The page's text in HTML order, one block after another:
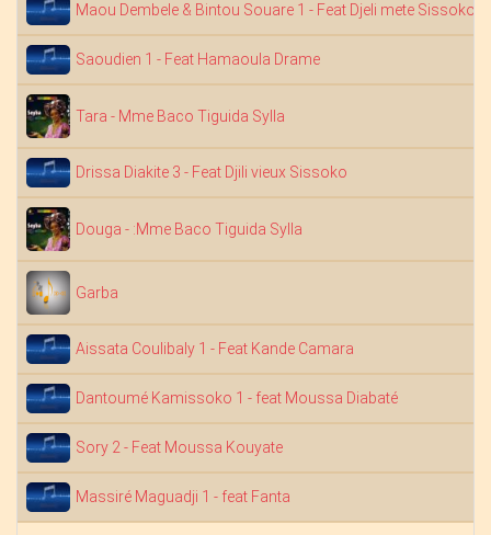
Maou Dembele & Bintou Souare 1 - Feat Djeli mete Sissoko
Saoudien 1 - Feat Hamaoula Drame
Tara - Mme Baco Tiguida Sylla
Drissa Diakite 3 - Feat Djili vieux Sissoko
Douga - :Mme Baco Tiguida Sylla
Garba
Aissata Coulibaly 1 - Feat Kande Camara
Dantoumé Kamissoko 1 - feat Moussa Diabaté
Sory 2 - Feat Moussa Kouyate
Massiré Maguadji 1 - feat Fanta